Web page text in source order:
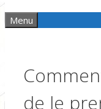
Menu
de le